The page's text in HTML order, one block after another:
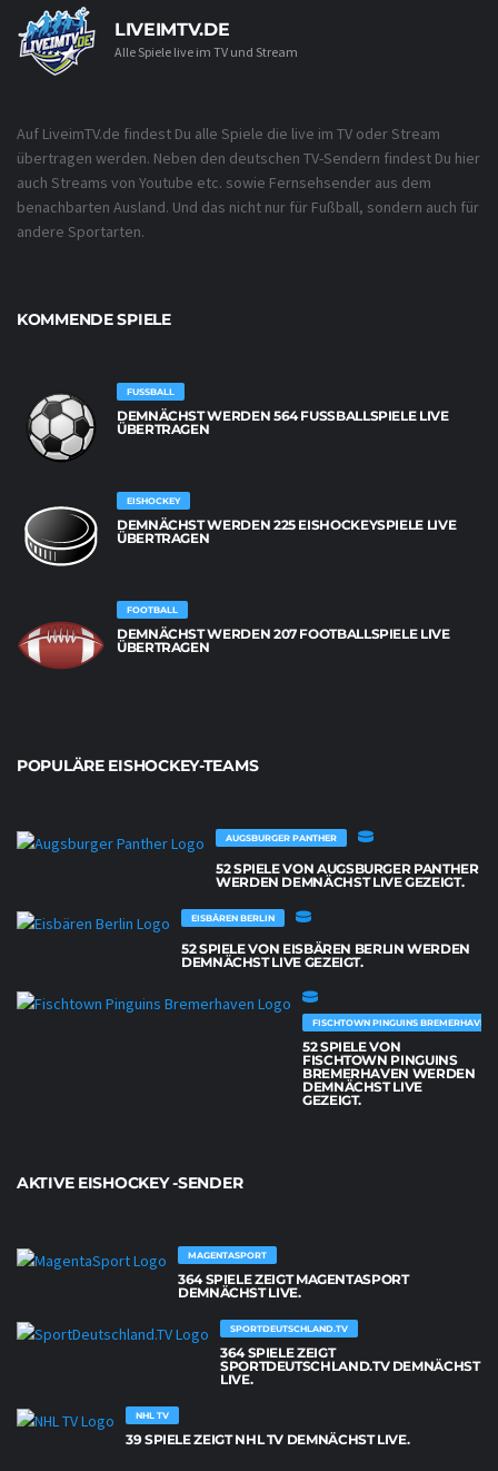
LIVEIMTV.DE
Alle Spiele live im TV und Stream
Auf LiveimTV.de findest Du alle Spiele die live im TV oder Stream
übertragen werden. Neben den deutschen TV-Sendern findest Du hier
auch Streams von Youtube etc. sowie Fernsehsender aus dem
benachbarten Ausland. Und das nicht nur für Fußball, sondern auch für
andere Sportarten.
KOMMENDE SPIELE
FUSSBALL
DEMNÄCHST WERDEN 564 FUSSBALLSPIELE LIVE Ü
BERTRAGEN
EISHOCKEY
DEMNÄCHST WERDEN 225 EISHOCKEYSPIELE LIVE
ÜBERTRAGEN
FOOTBALL
DEMNÄCHST WERDEN 207 FOOTBALLSPIELE LIVE
ÜBERTRAGEN
POPULÄRE EISHOCKEY-TEAMS
AUGSBURGER PANTHER
52 SPIELE VON AUGSBURGER PANTHER
WERDEN DEMNÄCHST LIVE GEZEIGT.
EISBÄREN BERLIN
52 SPIELE VON EISBÄREN BERLIN WERDEN
DEMNÄCHST LIVE GEZEIGT.
FISCHTOWN PINGUINS BREMERHAVEN
52 SPIELE VON
FISCHTOWN PINGUINS
BREMERHAVEN WERDEN
DEMNÄCHST LIVE
GEZEIGT.
AKTIVE EISHOCKEY -SENDER
MAGENTASPORT
364 SPIELE ZEIGT MAGENTASPORT
DEMNÄCHST LIVE.
SPORTDEUTSCHLAND.TV
364 SPIELE ZEIGT
SPORTDEUTSCHLAND.TV DEMNÄCHST
LIVE.
NHL TV
39 SPIELE ZEIGT NHL TV DEMNÄCHST LIVE.